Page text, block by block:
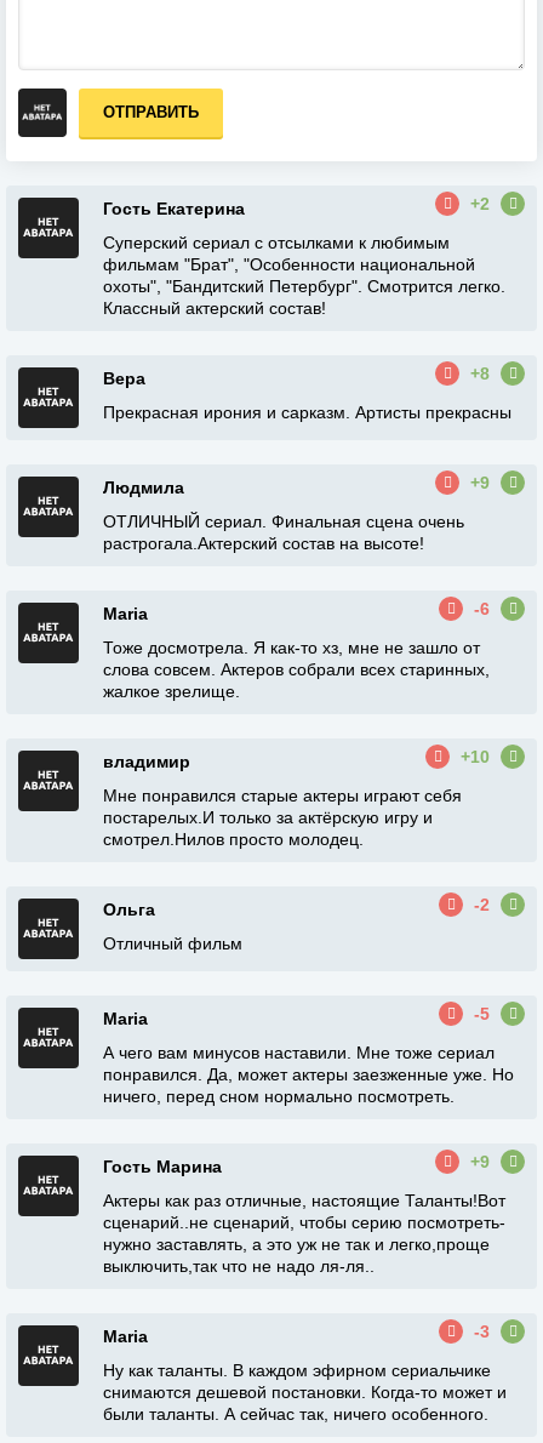
ОТПРАВИТЬ
Гость Екатерина
+2
Суперский сериал с отсылками к любимым
фильмам "Брат", "Особенности национальной
охоты", "Бандитский Петербург". Смотрится легко.
Классный актерский состав!
Вера
+8
Прекрасная ирония и сарказм. Артисты прекрасны
Людмила
+9
ОТЛИЧНЫЙ сериал. Финальная сцена очень
растрогала.Актерский состав на высоте!
Maria
-6
Тоже досмотрела. Я как-то хз, мне не зашло от
слова совсем. Актеров собрали всех старинных,
жалкое зрелище.
владимир
+10
Мне понравился старые актеры играют себя
постарелых.И только за актёрскую игру и
смотрел.Нилов просто молодец.
Ольга
-2
Отличный фильм
Maria
-5
А чего вам минусов наставили. Мне тоже сериал
понравился. Да, может актеры заезженные уже. Но
ничего, перед сном нормально посмотреть.
Гость Марина
+9
Актеры как раз отличные, настоящие Таланты!Вот
сценарий..не сценарий, чтобы серию посмотреть-
нужно заставлять, а это уж не так и легко,проще
выключить,так что не надо ля-ля..
Maria
-3
Ну как таланты. В каждом эфирном сериальчике
снимаются дешевой постановки. Когда-то может и
были таланты. А сейчас так, ничего особенного.